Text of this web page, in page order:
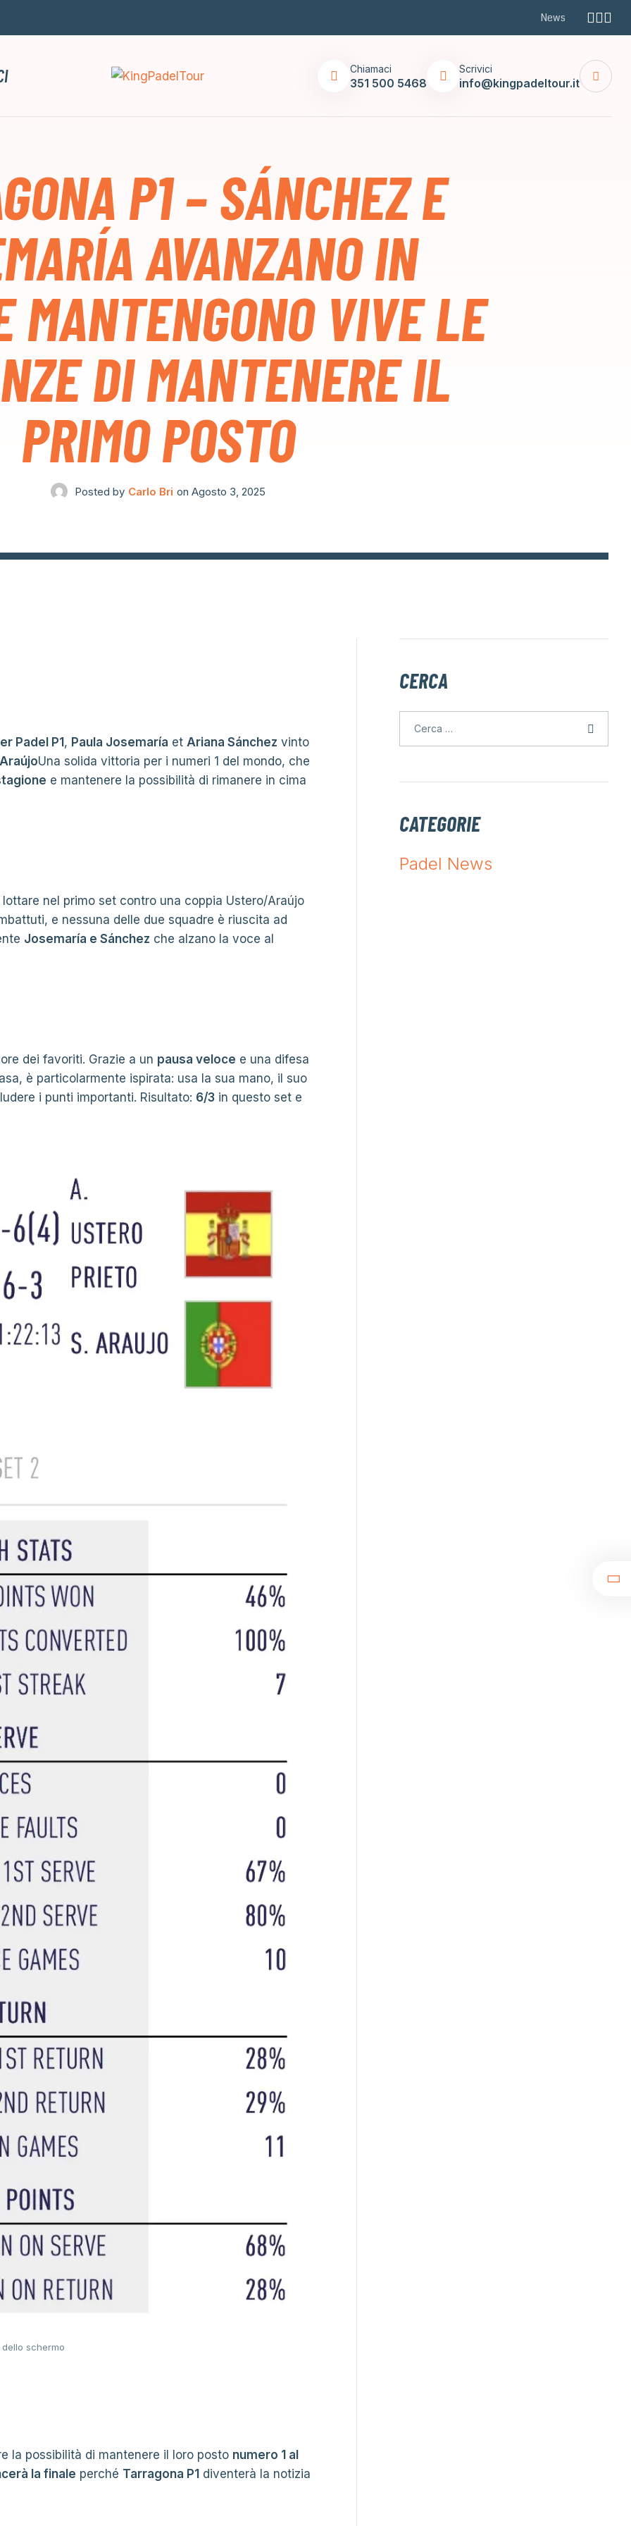
News
Chiamaci
351 500 5468
Scrivici
info@kingpadeltour.it
P1 – SÁNCHEZ E
AVANZANO IN
MANTENGONO VIVE LE
DI MANTENERE IL
PRIMO POSTO
Posted by Carlo Bri on Agosto 3, 2025
Padel P1 , Paula Josemaría et Ariana Sánchez vinto
Una solida vittoria per i numeri 1 del mondo, che
e mantenere la possibilità di rimanere in cima
nel primo set contro una coppia Ustero/Araújo
e nessuna delle due squadre è riuscita ad
Josemaría e Sánchez che alzano la voce al
dei favoriti. Grazie a un pausa veloce e una difesa
è particolarmente ispirata: usa la sua mano, il suo
i punti importanti. Risultato: 6/3 in questo set e
dello schermo
la possibilità di mantenere il loro posto numero 1 al
la finale perché Tarragona P1 diventerà la notizia
CERCA
CATEGORIE
Padel News